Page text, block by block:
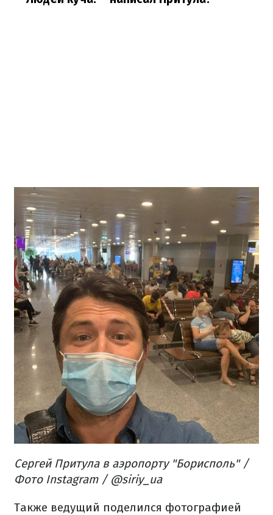
Сергей Притула в аэропорту "Борисполь" /
Фото Instagram / @siriy_ua
Также ведущий поделился фотографией